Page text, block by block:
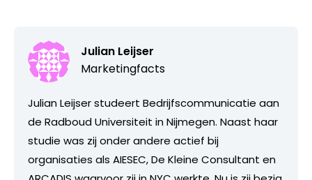
Julian Leijser
Marketingfacts
Julian Leijser studeert Bedrijfscommunicatie aan
de Radboud Universiteit in Nijmegen. Naast haar
studie was zij onder andere actief bij
organisaties als AIESEC, De Kleine Consultant en